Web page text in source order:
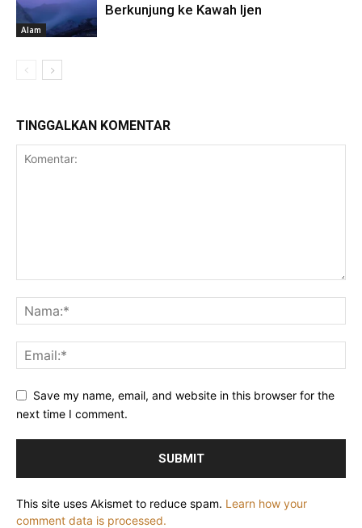
Alam
Berkunjung ke Kawah Ijen
TINGGALKAN KOMENTAR
Save my name, email, and website in this browser for the
next time I comment.
This site uses Akismet to reduce spam. Learn how your
comment data is processed.